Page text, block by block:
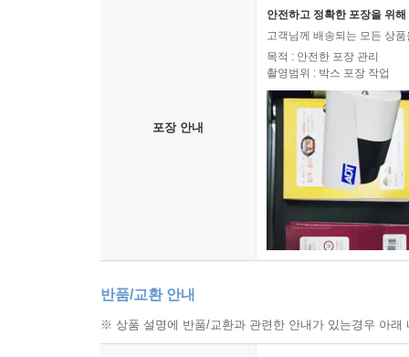
포장 안내
안전하고 정확한 포장을 위
고객님께 배송되는 모든 상
목적 : 안전한 포장 관리
촬영범위 : 박스 포장 작업
반품/교환 안내
※ 상품 설명에 반품/교환과 관련한 안내가 있는경우 아